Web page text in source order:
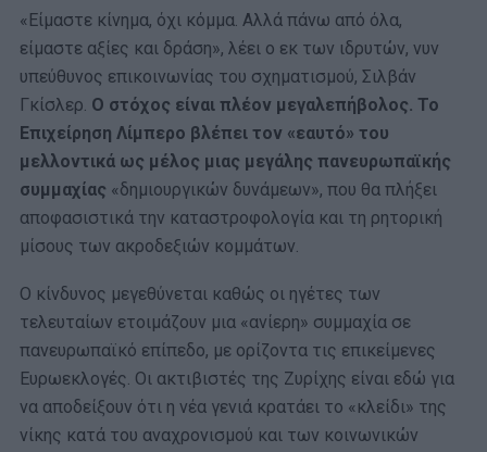
«Είμαστε κίνημα, όχι κόμμα. Αλλά πάνω από όλα,
είμαστε αξίες και δράση», λέει ο εκ των ιδρυτών, νυν
υπεύθυνος επικοινωνίας του σχηματισμού, Σιλβάν
Γκίσλερ. Ο στόχος είναι πλέον μεγαλεπήβολος. Το
Επιχείρηση Λίμπερο βλέπει τον «εαυτό» του
μελλοντικά ως μέλος μιας μεγάλης πανευρωπαϊκής
συμμαχίας «δημιουργικών δυνάμεων», που θα πλήξει
αποφασιστικά την καταστροφολογία και τη ρητορική
μίσους των ακροδεξιών κομμάτων.
Ο κίνδυνος μεγεθύνεται καθώς οι ηγέτες των
τελευταίων ετοιμάζουν μια «ανίερη» συμμαχία σε
πανευρωπαϊκό επίπεδο, με ορίζοντα τις επικείμενες
Ευρωεκλογές. Οι ακτιβιστές της Ζυρίχης είναι εδώ για
να αποδείξουν ότι η νέα γενιά κρατάει το «κλείδι» της
νίκης κατά του αναχρονισμού και των κοινωνικών